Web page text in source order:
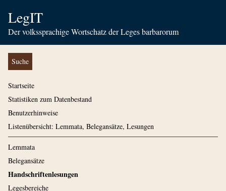
LegIT
Der volkssprachige Wortschatz der Leges barbarorum
Suche
Startseite
Statistiken zum Datenbestand
Benutzerhinweise
Listenübersicht: Lemmata, Belegansätze, Lesungen
Lemmata
Belegansätze
Handschriftenlesungen
Legesbereiche